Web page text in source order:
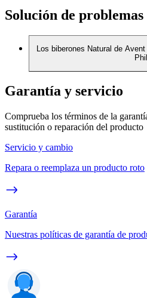
Solución de problemas
Los biberones Natural de
Garantía y servicio
Comprueba los términos de la
sustitución o reparación del producto
Servicio y cambio
Repara o reemplaza un producto roto
Garantía
Nuestras políticas de garantía de